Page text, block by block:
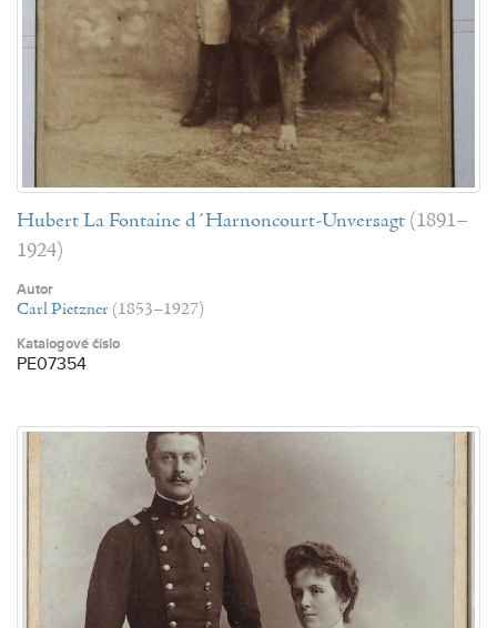
Hubert La Fontaine d´Harnoncourt-Unversagt (1891–
1924)
Autor
Carl Pietzner (1853–1927)
Katalogové číslo
PE07354